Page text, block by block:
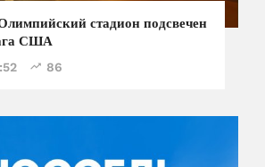
стадион подсвечен
США
86